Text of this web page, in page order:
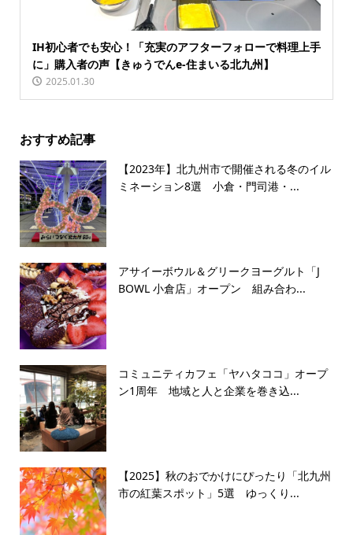
IH初心者でも安心！「充実のアフターフォローで料理上手
に」購入者の声【きゅうでんe-住まいる北九州】
2025.01.30
おすすめ記事
【2023年】北九州市で開催される冬のイル
ミネーション8選 小倉・門司港・...
アサイーボウル＆グリークヨーグルト「J
BOWL 小倉店」オープン 組み合わ...
コミュニティカフェ「ヤハタココ」オープ
ン1周年 地域と人と企業を巻き込...
【2025】秋のおでかけにぴったり「北九州
市の紅葉スポット」5選 ゆっくり...